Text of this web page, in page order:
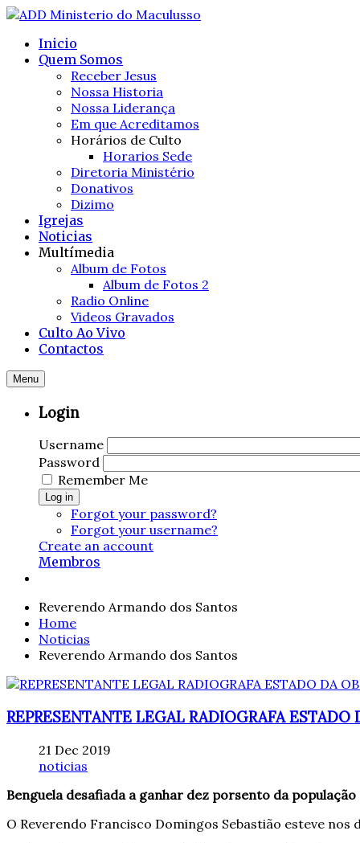
Inicio
Quem Somos
Receber Jesus
Nossa Historia
Nossa Liderança
Em que Acreditamos
Horários de Culto
Horarios Sede
Diretoria Ministério
Donativos
Dizimo
Igrejas
Noticias
Multímedia
Album de Fotos
Album de Fotos 2
Radio Online
Videos Gravados
Culto Ao Vivo
Contactos
Menu
Login
Username
Password
Remember Me
Log in
Forgot your password?
Forgot your username?
Create an account
Membros
Reverendo Armando dos Santos
Home
Noticias
Reverendo Armando dos Santos
REPRESENTANTE LEGAL RADIOGRAFA
21 Dec 2019
noticias
Benguela desafiada a ganhar dez porsento da
O Reverendo Francisco Domingos Sebastião esteve nos